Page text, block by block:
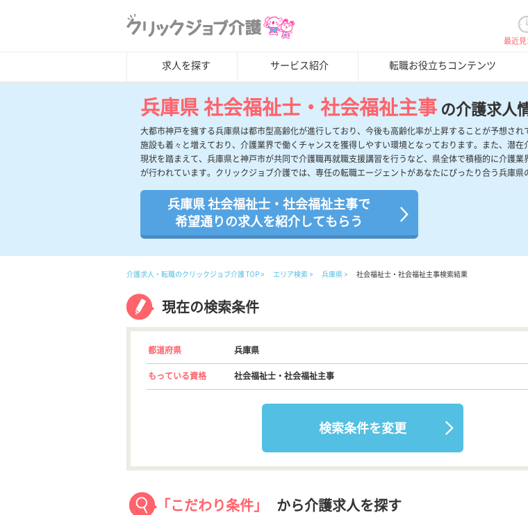
最近見
求人を探す サービス紹介 転職お役立ちコンテンツ
兵庫県 社会福祉士・社会福祉主事 の介護求人
大都市神戸を擁する兵庫県は都市型高齢化が進行しており、今後も高齢化率が上昇することが予想され
施設も着々と増えており、介護業界で働くチャンスを獲得しやすい環境となっております。また、潜在
現状を踏まえて、兵庫県と神戸市が共同で介護職再就職支援講習を行うなど、県全体で積極的に介護業
が行われています。クリックジョブ介護では、専任の転職エージェントがあなたにぴったり合う兵庫県
兵庫県 社会福祉士・社会福祉主事で
希望通りの求人を紹介してもらう
介護求人・転職のクリックジョブ介護 TOP エリア検索 兵庫県 社会福祉士・社会福祉主事検索結果
現在の検索条件
都道府県 兵庫県
もっている資格 社会福祉士・社会福祉主事
検索条件を変更
「こだわり条件」 から介護求人を探す